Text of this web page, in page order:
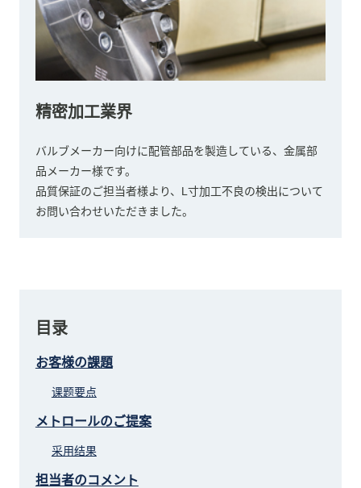
精密加工業界
バルブメーカー向けに配管部品を製造している、金属部
品メーカー様です。
品質保証のご担当者様より、L寸加工不良の検出について
お問い合わせいただきました。
目录
お客様の課題
课题要点
メトロールのご提案
采用结果
担当者のコメント